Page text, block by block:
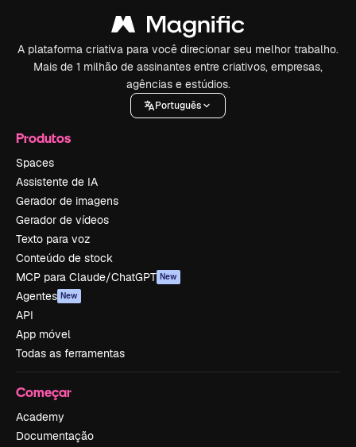
A plataforma criativa para você direcionar seu melhor trabalho.
Mais de 1 milhão de assinantes entre criativos, empresas,
agências e estúdios.
Português
Produtos
Spaces
Assistente de IA
Gerador de imagens
Gerador de vídeos
Texto para voz
Conteúdo de stock
MCP para Claude/ChatGPT New
Agentes New
API
App móvel
Todas as ferramentas
Começar
Academy
Documentação